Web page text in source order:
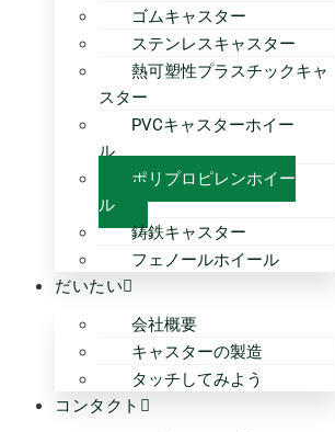
ゴムキャスター
ステンレスキャスター
熱可塑性プラスチックキャ
スター
PVCキャスターホイー
ル
ポリプロピレンホイー
ル
鋳鉄キャスター
フェノールホイール
だいたい
会社概要
キャスターの製造
タッチしてみよう
コンタクト